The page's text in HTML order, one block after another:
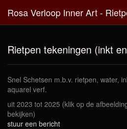
Rietpen tekeningen (inkt
Snel Schetsen m.b.v. rietpen, water,
aquarel verf.
uit 2023 tot 2025 (klik op de
bekijken)
stuur een bericht